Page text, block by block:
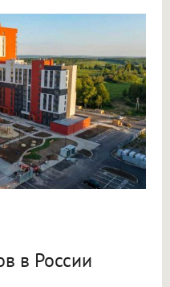
в России